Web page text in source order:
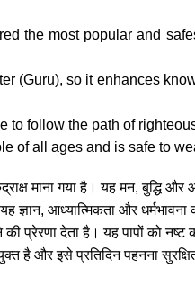
the most popular and
(Guru), so it enhances
to follow the path of
of all ages and is safe to
माना गया है। यह मन, बुद्धि
आध्यात्मिकता और
की प्रेरणा देता है। यह पापों को
है और इसे प्रतिदिन पहनना